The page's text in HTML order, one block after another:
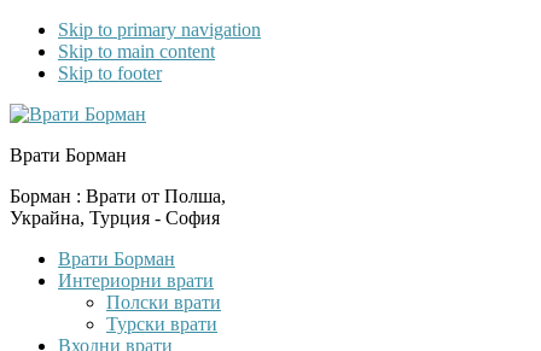
Skip to primary navigation
Skip to main content
Skip to footer
Врати Борман
Борман : Врати от Полша,
Украйна, Турция - София
Врати Борман
Интериорни врати
Полски врати
Турски врати
Входни врати